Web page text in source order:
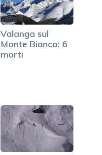
Valanga sul
Monte Bianco: 6
morti